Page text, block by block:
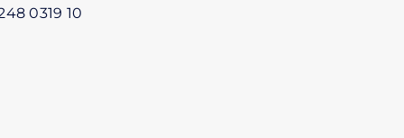
0319 10